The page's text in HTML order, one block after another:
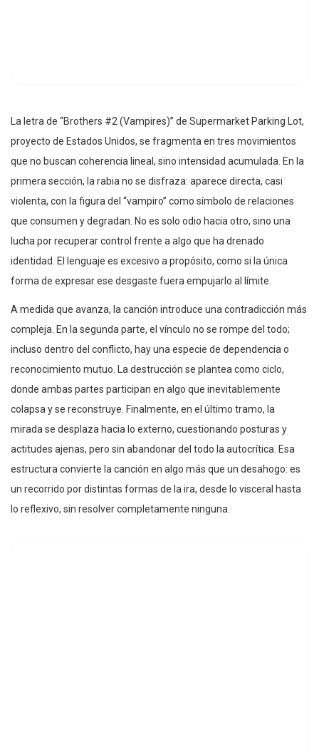
La letra de “Brothers #2 (Vampires)” de Supermarket Parking Lot,
proyecto de Estados Unidos, se fragmenta en tres movimientos
que no buscan coherencia lineal, sino intensidad acumulada. En la
primera sección, la rabia no se disfraza: aparece directa, casi
violenta, con la figura del “vampiro” como símbolo de relaciones
que consumen y degradan. No es solo odio hacia otro, sino una
lucha por recuperar control frente a algo que ha drenado
identidad. El lenguaje es excesivo a propósito, como si la única
forma de expresar ese desgaste fuera empujarlo al límite.
A medida que avanza, la canción introduce una contradicción más
compleja. En la segunda parte, el vínculo no se rompe del todo;
incluso dentro del conflicto, hay una especie de dependencia o
reconocimiento mutuo. La destrucción se plantea como ciclo,
donde ambas partes participan en algo que inevitablemente
colapsa y se reconstruye. Finalmente, en el último tramo, la
mirada se desplaza hacia lo externo, cuestionando posturas y
actitudes ajenas, pero sin abandonar del todo la autocrítica. Esa
estructura convierte la canción en algo más que un desahogo: es
un recorrido por distintas formas de la ira, desde lo visceral hasta
lo reflexivo, sin resolver completamente ninguna.